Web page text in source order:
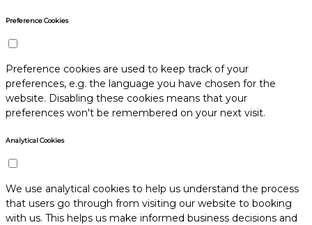
Preference Cookies
Preference cookies are used to keep track of your
preferences, e.g. the language you have chosen for the
website. Disabling these cookies means that your
preferences won't be remembered on your next visit.
Analytical Cookies
We use analytical cookies to help us understand the process
that users go through from visiting our website to booking
with us. This helps us make informed business decisions and